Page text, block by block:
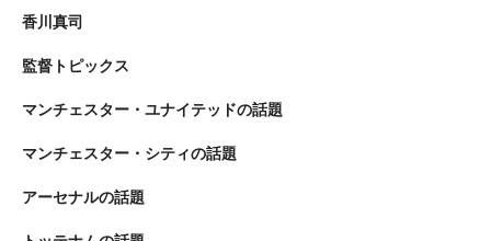
香川真司
監督トピックス
マンチェスター・ユナイテッドの話題
マンチェスター・シティの話題
アーセナルの話題